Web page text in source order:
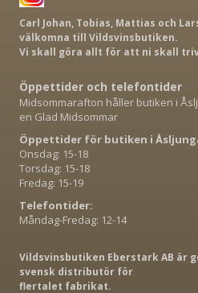
Carl Johan, Tobias, Mattias och
välkomna till Vildsvinsbutiken.
Vi skall göra allt för att ni skall
Öppettider och telefontider
Midsommarafton håller butiken i
en Glad Midsommar
Öppettider för butiken i
Onsdag: 15-18
Torsdag: 15-18
Fredag: 15-19
Telefontider:
Måndag-Fredag: 12-14
Vildsvinsbutiken Eberstark AB är
svensk distributör för
flertalet fabrikat.